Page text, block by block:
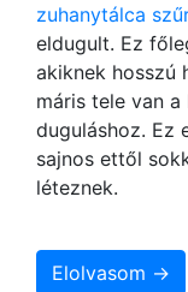
zuhanytálca
eldugult. Ez
akiknek hosszú
máris tele van
duguláshoz. Ez
sajnos ettől
léteznek.
Elolvasom →